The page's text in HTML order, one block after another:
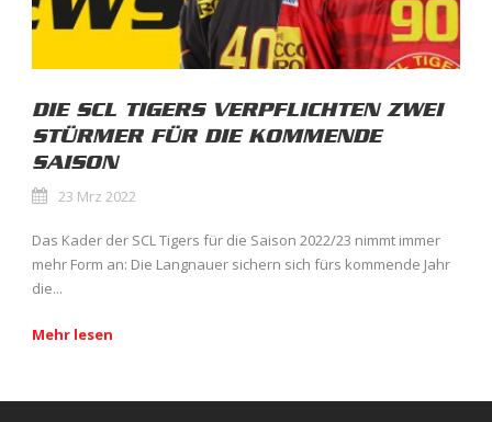
DIE SCL TIGERS VERPFLICHTEN ZWEI
STÜRMER FÜR DIE KOMMENDE
SAISON
23 Mrz 2022
Das Kader der SCL Tigers für die Saison 2022/23 nimmt immer
mehr Form an: Die Langnauer sichern sich fürs kommende Jahr
die...
Mehr lesen